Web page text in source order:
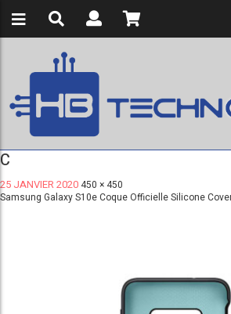
C
25 JANVIER 2020 450 × 450
Samsung Galaxy S10e Coque Officielle Silicone